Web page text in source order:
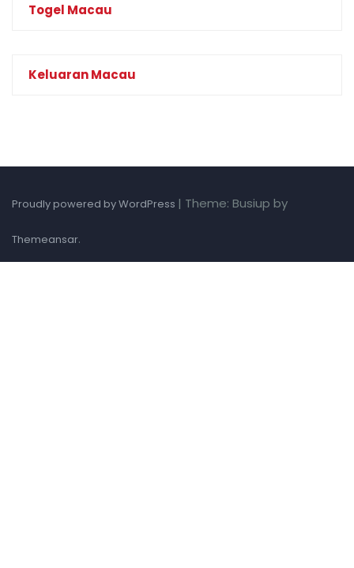
Togel Macau
Keluaran Macau
Proudly powered by WordPress | Theme: Busiup by
Themeansar.